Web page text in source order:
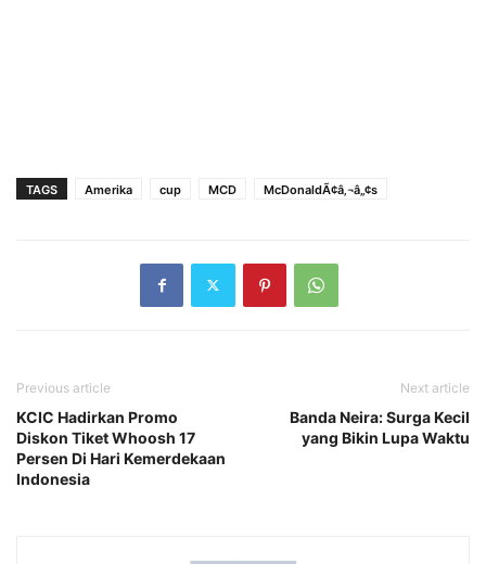
TAGS Amerika cup MCD McDonaldÃ¢â‚¬â„¢s
Previous article
KCIC Hadirkan Promo
Diskon Tiket Whoosh 17
Persen Di Hari Kemerdekaan
Indonesia
Next article
Banda Neira: Surga Kecil
yang Bikin Lupa Waktu